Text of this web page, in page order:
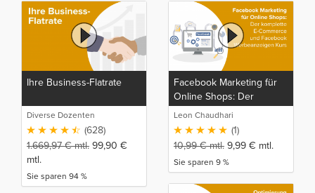
Ihre Business-Flatrate
Diverse Dozenten
(628)
1.669,97€mtl. 99,90 €
mtl.
Sie sparen 94 %
Facebook Marketing für
Online Shops: Der
komplette E-Commerce
und Facebook
Werbeanzeigen Kurs
Leon Chaudhari
(1)
10,99€mtl. 9,99 € mtl.
Sie sparen 9 %